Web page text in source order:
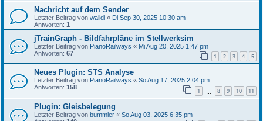
Nachricht auf dem Sender
Letzter Beitrag von walldi « Di Sep 30, 2025 10:30 am
Antworten: 1
jTrainGraph - Bildfahrpläne im Stellwerksim
Letzter Beitrag von PianoRailways « Mi Aug 20, 2025 1:47 pm
Antworten: 67 1 2 3 4 5
Neues Plugin: STS Analyse
Letzter Beitrag von PianoRailways « So Aug 17, 2025 2:04 pm
Antworten: 158 1 8 9 10 11
Plugin: Gleisbelegung
Letzter Beitrag von bummler « So Aug 03, 2025 6:35 pm